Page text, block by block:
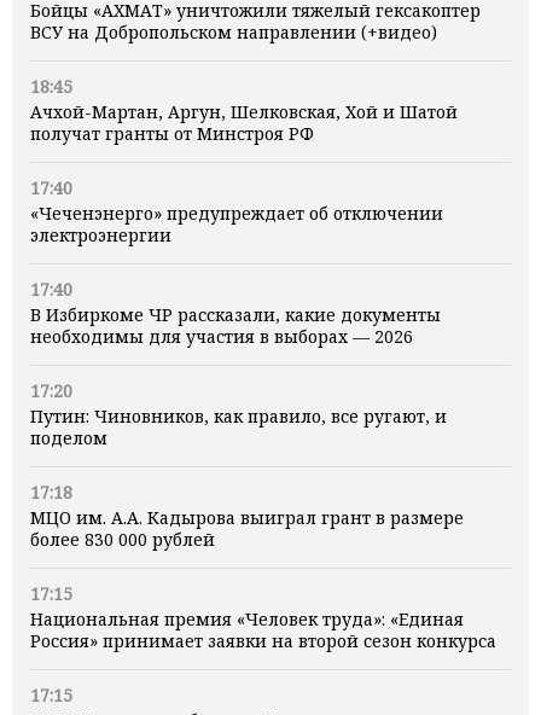
Бойцы «АХМАТ» уничтожили тяжелый гексакоптер
ВСУ на Добропольском направлении (+видео)
18:45
Ачхой-Мартан, Аргун, Шелковская, Хой и Шатой
получат гранты от Минстроя РФ
17:40
«Чеченэнерго» предупреждает об отключении
электроэнергии
17:40
В Избиркоме ЧР рассказали, какие документы
необходимы для участия в выборах — 2026
17:20
Путин: Чиновников, как правило, все ругают, и
поделом
17:18
МЦО им. А.А. Кадырова выиграл грант в размере
более 830 000 рублей
17:15
Национальная премия «Человек труда»: «Единая
Россия» принимает заявки на второй сезон конкурса
17:15